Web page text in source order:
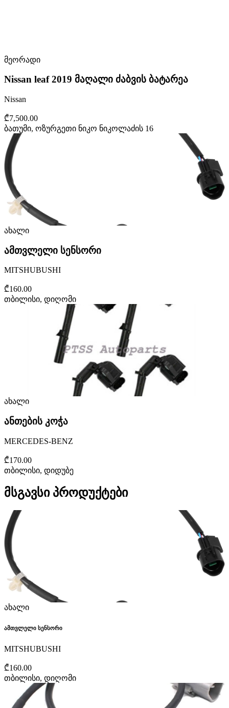
მეორადი
Nissan leaf 2019 მაღალი ძაბვის ბატარეა
Nissan
₾7,500.00
ბათუმი, ოზურგეთი ნიკო ნიკოლაძის 16
ახალი
ამთვლელი სენსორი
MITSHUBUSHI
₾160.00
თბილისი, დიღომი
ახალი
ანთების კოჭა
MERCEDES-BENZ
₾170.00
თბილისი, დიდუბე
მსგავსი პროდუქტები
ახალი
ამთვლელი სენსორი
MITSHUBUSHI
₾160.00
თბილისი, დიღომი